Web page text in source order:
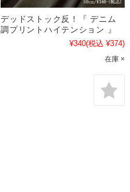
デッドストック反！『 デニム
調プリントハイテンション 』
¥340(税込 ¥374)
在庫 ×